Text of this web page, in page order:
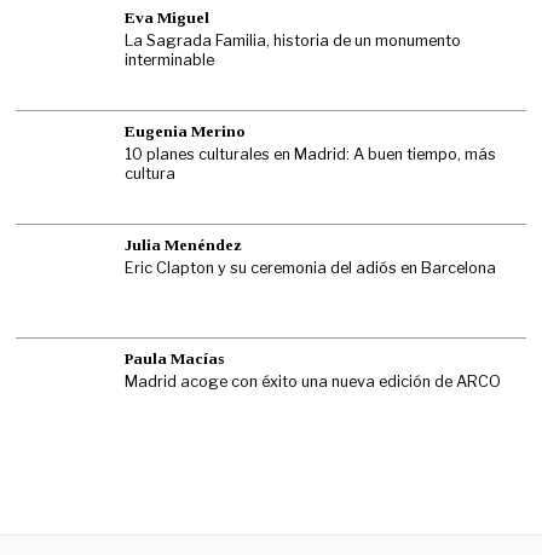
Eva Miguel
La Sagrada Familia, historia de un monumento
interminable
Eugenia Merino
10 planes culturales en Madrid: A buen tiempo, más
cultura
Julia Menéndez
Eric Clapton y su ceremonia del adiós en Barcelona
Paula Macías
Madrid acoge con éxito una nueva edición de ARCO